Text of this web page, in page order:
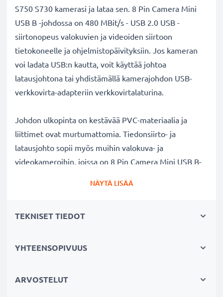
S750 S730 kamerasi ja lataa sen. 8 Pin Camera Mini
USB B -johdossa on 480 MBit/s - USB 2.0 USB -
siirtonopeus valokuvien ja videoiden siirtoon
tietokoneelle ja ohjelmistopäivityksiin. Jos kameran
voi ladata USB:n kautta, voit käyttää johtoa
latausjohtona tai yhdistämällä kamerajohdon USB-
verkkovirta-adapteriin verkkovirtalaturina.
Johdon ulkopinta on kestävää PVC-materiaalia ja
liittimet ovat murtumattomia. Tiedonsiirto- ja
latausjohto sopii myös muihin valokuva- ja
videokameroihin, joissa on 8 Pin Camera Mini USB B-
Samsungkameran lataus- ja datakaapeli 1.5m USB
akun
NÄYTÄ LISÄÄ
TEKNISET TIEDOT
YHTEENSOPIVUUS
ARVOSTELUT